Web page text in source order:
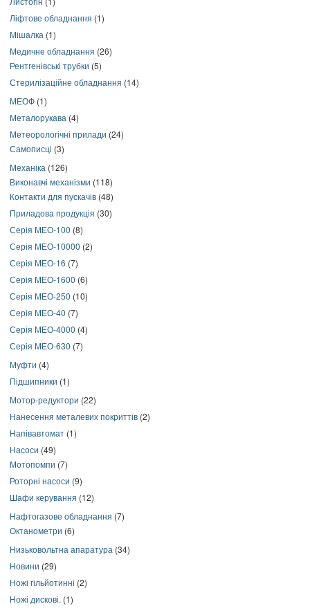
Ліфтове обладнання (1)
Мішалка (1)
Медичне обладнання (26)
Рентгенівські трубки (5)
Стерилізаційне обладнання (14)
МЕОФ (1)
Металорукава (4)
Метеорологічні прилади (24)
Самописці (3)
Механіка (126)
Виконавчі механізми (118)
Контакти для пускачів (48)
Приладова продукція (30)
Серія МЕО-100 (8)
Серія МЕО-10000 (2)
Серія МЕО-16 (7)
Серія МЕО-1600 (6)
Серія МЕО-250 (10)
Серія МЕО-40 (7)
Серія МЕО-4000 (4)
Серія МЕО-630 (7)
Муфти (4)
Підшипники (1)
Мотор-редуктори (22)
Нанесення металевих покриттів (2)
Напівавтомат (1)
Насоси (49)
Мотопомпи (7)
Роторні насоси (9)
Шафи керування (12)
Нафтогазове обладнання (7)
Октанометри (6)
Низьковольтна апаратура (34)
Новини (29)
Ножі гільйотинні (2)
Ножі дискові. (1)